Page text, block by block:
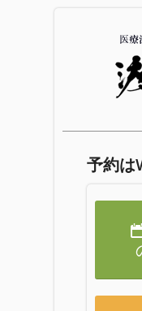
予約は